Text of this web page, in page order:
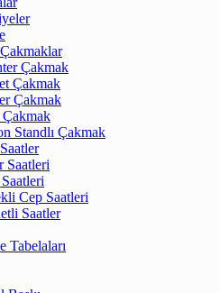
Çakmak
Çakmak
Çakmak
Standlı Çakmak
Saatleri
Cep Saatleri
Saatler
Tabelaları